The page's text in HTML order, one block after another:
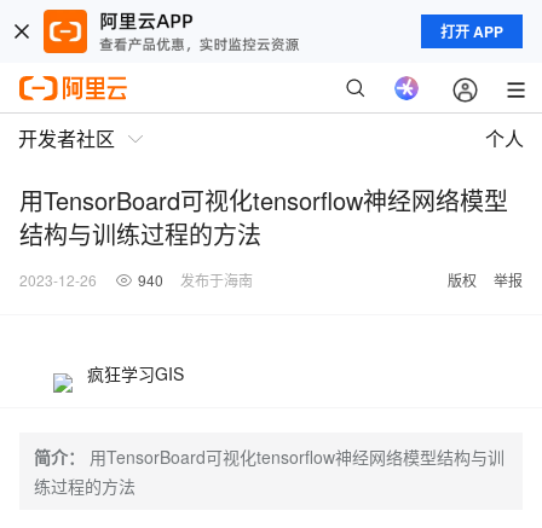
打开 APP
开发者社区 个人
用TensorBoard可视化tensorflow神经网络模型
结构与训练过程的方法
2023-12-26 940 发布于海南 版权 举报
疯狂学习GIS
简介：
用TensorBoard可视化tensorflow神经网络模型结构与训
练过程的方法